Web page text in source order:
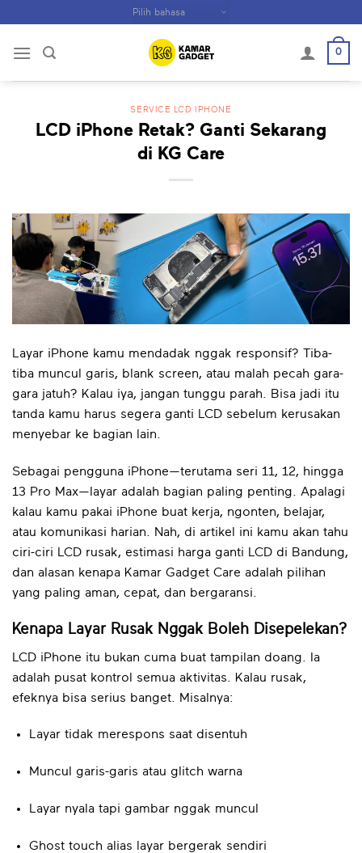
content
0
SERVICE LCD IPHONE
LCD iPhone Retak? Ganti Sekarang
di KG Care
Layar iPhone kamu mendadak nggak responsif? Tiba-
tiba muncul garis, blank screen, atau malah pecah gara-
gara jatuh? Kalau iya, jangan tunggu parah. Bisa jadi itu
tanda kamu harus segera ganti LCD sebelum kerusakan
menyebar ke bagian lain.
Sebagai pengguna iPhone—terutama seri 11, 12, hingga
13 Pro Max—layar adalah bagian paling penting. Apalagi
kalau kamu pakai iPhone buat kerja, ngonten, belajar,
atau komunikasi harian. Nah, di artikel ini kamu akan tahu
ciri-ciri LCD rusak, estimasi harga ganti LCD di Bandung,
dan alasan kenapa Kamar Gadget Care adalah pilihan
yang paling aman, cepat, dan bergaransi.
Kenapa Layar Rusak Nggak Boleh Disepelekan?
LCD iPhone itu bukan cuma buat tampilan doang. Ia
adalah pusat kontrol semua aktivitas. Kalau rusak,
efeknya bisa serius banget. Misalnya:
Layar tidak merespons saat disentuh
Muncul garis-garis atau glitch warna
Layar nyala tapi gambar nggak muncul
Ghost touch alias layar bergerak sendiri